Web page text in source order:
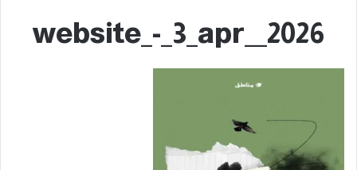
website_-_3_apr__2026